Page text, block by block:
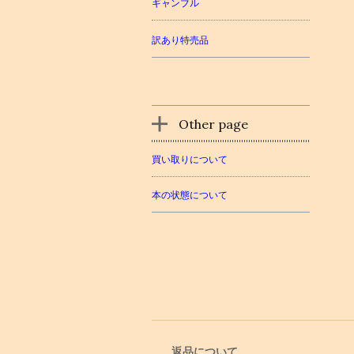
ギャンブル
訳あり特売品
Other page
買い取りについて
本の状態について